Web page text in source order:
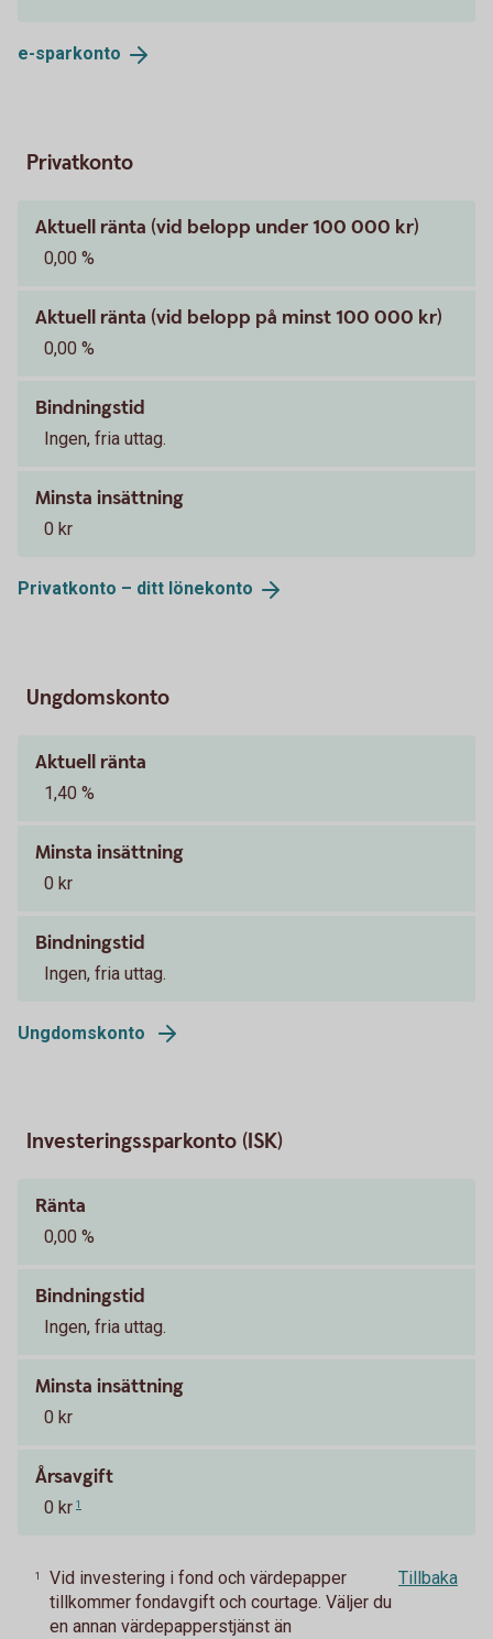
e-sparkonto
Privatkonto
Aktuell ränta (vid belopp under 100 000 kr)
0,00 %
Aktuell ränta (vid belopp på minst 100 000 kr)
0,00 %
Bindningstid
Ingen, fria uttag.
Minsta insättning
0 kr
Privatkonto – ditt lönekonto
Ungdomskonto
Aktuell ränta
1,40 %
Minsta insättning
0 kr
Bindningstid
Ingen, fria uttag.
Ungdomskonto
Investeringssparkonto (ISK)
Ränta
0,00 %
Bindningstid
Ingen, fria uttag.
Minsta insättning
0 kr
Årsavgift
0 kr 1
1
Vid investering i fond och värdepapper
tillkommer fondavgift och courtage. Väljer du
en annan värdepapperstjänst än
Tillbaka